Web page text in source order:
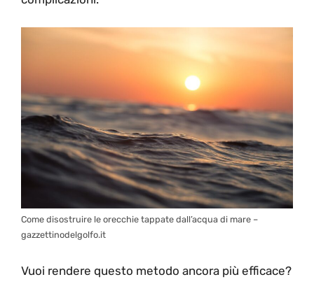
Come disostruire le orecchie tappate dall’acqua di mare –
gazzettinodelgolfo.it
Vuoi rendere questo metodo ancora più efficace?